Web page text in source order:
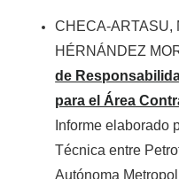
CHECA-ARTASU,
HÉRNÁNDEZ
de
para el Área
Informe elaborado
Técnica entre
Autónoma